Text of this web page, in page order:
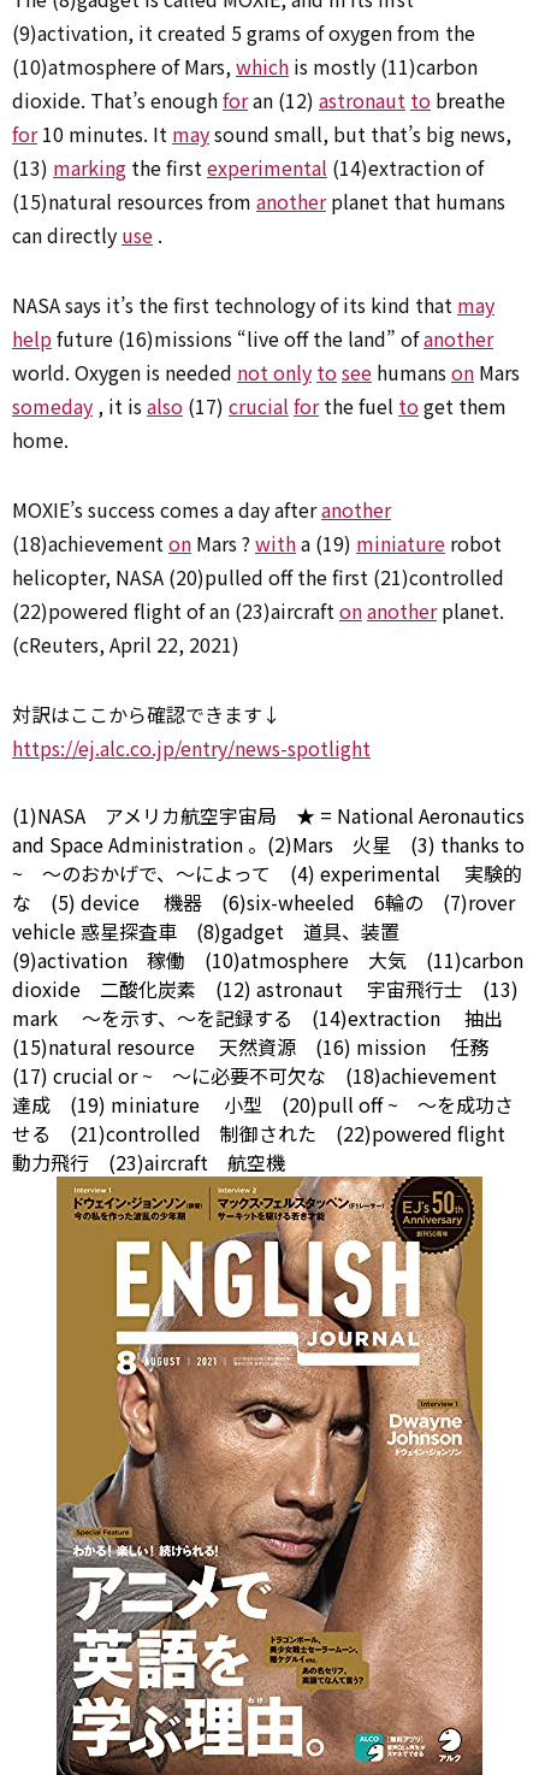
(9)activation, it created 5 grams of oxygen from the
(10)atmosphere of Mars,which is mostly (11)carbon
dioxide. That’s enoughforan (12) astronaut to breathe
for10 minutes. It maysound small, but that’s big news,
(13) marking the firstexperimental (14)extraction of
(15)natural resources from anotherplanet that humans
can directly use .
NASA says it’s the first technology of its kind that may
helpfuture (16)missions “live off the land” ofanother
world. Oxygen is needed not only tosee humanson Mars
someday , it isalso (17) crucial forthe fuel toget them
home.
MOXIE’s success comes a day afteranother
(18)achievementon Mars ?witha (19) miniature robot
helicopter, NASA (20)pulled off the first (21)controlled
(22)powered flight of an (23)aircraftonanotherplanet.
(cReuters, April 22, 2021)
対訳はここから確認できます↓
https://ej.alc.co.jp/entry/news-spotlight
(1)NASA アメリカ航空宇宙局 ★ = National Aeronautics
and SpaceAdministration 。(2)Mars 火星 (3) thanks to
~ ～のおかげで、～によって (4) experimental 実験的
な (5) device 機器 (6)six-wheeled 6輪の (7)rover
vehicle 惑星探査車 (8)gadget 道具、装置
(9)activation 稼働 (10)atmosphere 大気 (11)carbon
dioxide 二酸化炭素 (12) astronaut 宇宙飛行士 (13)
mark ～を示す、～を記録する (14)extraction 抽出
(15)natural resource 天然資源 (16) mission 任務
(17) crucial or ~ ～に必要不可欠な (18)achievement
達成 (19) miniature 小型 (20)pull off ~ ～を成功さ
せる (21)controlled 制御された (22)powered flight
動力飛行 (23)aircraft 航空機